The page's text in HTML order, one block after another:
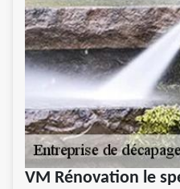
VM Rénovation le